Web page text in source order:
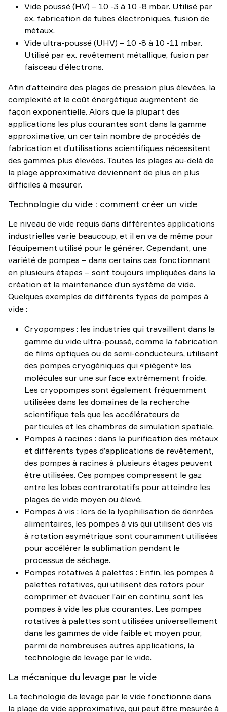
Vide poussé (HV) – 10 -3 à 10 -8 mbar. Utilisé par
ex. fabrication de tubes électroniques, fusion de
métaux.
Vide ultra-poussé (UHV) – 10 -8 à 10 -11 mbar.
Utilisé par ex. revêtement métallique, fusion par
faisceau d’électrons.
Afin d’atteindre des plages de pression plus élevées, la
complexité et le coût énergétique augmentent de
façon exponentielle. Alors que la plupart des
applications les plus courantes sont dans la gamme
approximative, un certain nombre de procédés de
fabrication et d’utilisations scientifiques nécessitent
des gammes plus élevées. Toutes les plages au-delà de
la plage approximative deviennent de plus en plus
difficiles à mesurer.
Technologie du vide : comment créer un vide
Le niveau de vide requis dans différentes applications
industrielles varie beaucoup, et il en va de même pour
l’équipement utilisé pour le générer. Cependant, une
variété de pompes – dans certains cas fonctionnant
en plusieurs étapes – sont toujours impliquées dans la
création et la maintenance d’un système de vide.
Quelques exemples de différents types de pompes à
vide :
Cryopompes : les industries qui travaillent dans la
gamme du vide ultra-poussé, comme la fabrication
de films optiques ou de semi-conducteurs, utilisent
des pompes cryogéniques qui «piègent» les
molécules sur une surface extrêmement froide.
Les cryopompes sont également fréquemment
utilisées dans les domaines de la recherche
scientifique tels que les accélérateurs de
particules et les chambres de simulation spatiale.
Pompes à racines : dans la purification des métaux
et différents types d’applications de revêtement,
des pompes à racines à plusieurs étages peuvent
être utilisées. Ces pompes compressent le gaz
entre les lobes contrarotatifs pour atteindre les
plages de vide moyen ou élevé.
Pompes à vis : lors de la lyophilisation de denrées
alimentaires, les pompes à vis qui utilisent des vis
à rotation asymétrique sont couramment utilisées
pour accélérer la sublimation pendant le
processus de séchage.
Pompes rotatives à palettes : Enfin, les pompes à
palettes rotatives, qui utilisent des rotors pour
comprimer et évacuer l’air en continu, sont les
pompes à vide les plus courantes. Les pompes
rotatives à palettes sont utilisées universellement
dans les gammes de vide faible et moyen pour,
parmi de nombreuses autres applications, la
technologie de levage par le vide.
La mécanique du levage par le vide
La technologie de levage par le vide fonctionne dans
la plage de vide approximative, qui peut être mesurée à